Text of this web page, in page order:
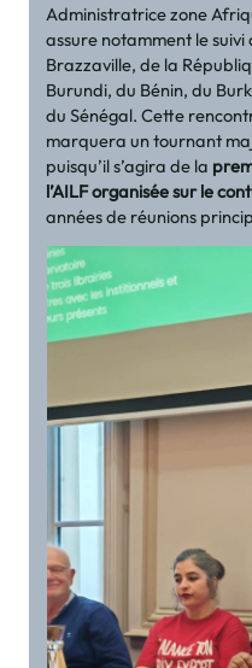
Administratrice zone
assure notamment le
Brazzaville, de la
Burundi, du Bénin, du
du Sénégal. Cette
marquera un tournant
puisqu’il s’agira de la
l’AILF organisée sur le
années de réunions